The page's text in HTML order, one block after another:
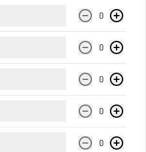
Pasta calderete castello pollo
0
0
0
0
0